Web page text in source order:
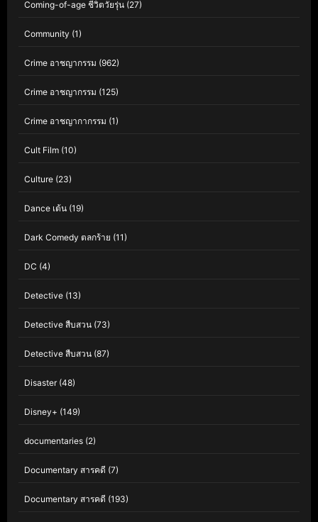
Coming-of-age ชีวิตวัยรุ่น (27)
Community (1)
Crime อาชญากรรม (962)
Crime อาชญากรรม (125)
Crime อาชญากากรรม (1)
Cult Film (10)
Culture (23)
Dance เต้น (19)
Dark Comedy ตลกร้าย (11)
DC (4)
Detective (13)
Detective สืบสวน (73)
Detective สืบสวน (87)
Disaster(48)
Disney+ (149)
documentaries (2)
Documentary สารคดี (7)
Documentary สารคดี (193)